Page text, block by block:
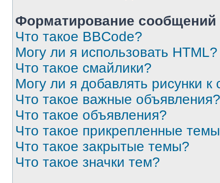
Форматирование
Что такое BBCode?
Могу ли я использовать HTML?
Что такое смайлики?
Могу ли я добавлять рисунки
Что такое важные объявления?
Что такое объявления?
Что такое прикрепленные
Что такое закрытые темы?
Что такое значки тем?